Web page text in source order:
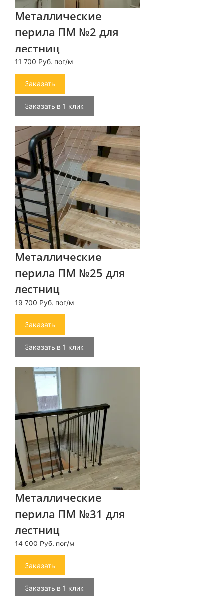
Металлические
перила ПМ №2 для
лестниц
11 700 Руб. пог/м
Заказать
Заказать в 1 клик
Металлические
перила ПМ №25 для
лестниц
19 700 Руб. пог/м
Заказать
Заказать в 1 клик
Металлические
перила ПМ №31 для
лестниц
14 900 Руб. пог/м
Заказать
Заказать в 1 клик